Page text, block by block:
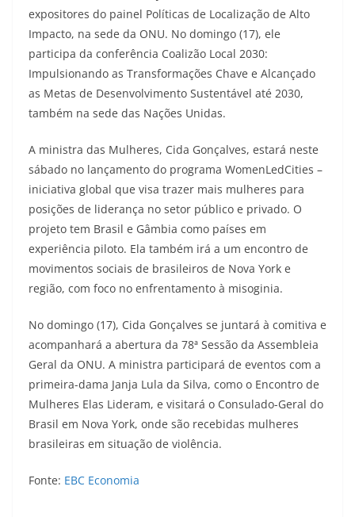
expositores do painel Políticas de Localização de Alto
Impacto, na sede da ONU. No domingo (17), ele
participa da conferência Coalizão Local 2030:
Impulsionando as Transformações Chave e Alcançado
as Metas de Desenvolvimento Sustentável até 2030,
também na sede das Nações Unidas.
A ministra das Mulheres, Cida Gonçalves, estará neste
sábado no lançamento do programa WomenLedCities –
iniciativa global que visa trazer mais mulheres para
posições de liderança no setor público e privado. O
projeto tem Brasil e Gâmbia como países em
experiência piloto. Ela também irá a um encontro de
movimentos sociais de brasileiros de Nova York e
região, com foco no enfrentamento à misoginia.
No domingo (17), Cida Gonçalves se juntará à comitiva e
acompanhará a abertura da 78ª Sessão da Assembleia
Geral da ONU. A ministra participará de eventos com a
primeira-dama Janja Lula da Silva, como o Encontro de
Mulheres Elas Lideram, e visitará o Consulado-Geral do
Brasil em Nova York, onde são recebidas mulheres
brasileiras em situação de violência.
Fonte: EBC Economia